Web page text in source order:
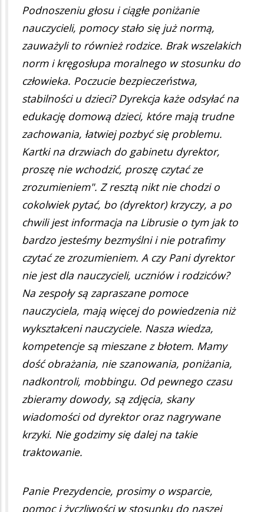
Podnoszeniu głosu i ciągłe poniżanie
nauczycieli, pomocy stało się już normą,
zauważyli to również rodzice. Brak wszelakich
norm i kręgosłupa moralnego w stosunku do
człowieka. Poczucie bezpieczeństwa,
stabilności u dzieci? Dyrekcja każe odsyłać na
edukację domową dzieci, które mają trudne
zachowania, łatwiej pozbyć się problemu.
Kartki na drzwiach do gabinetu dyrektor,
proszę nie wchodzić, proszę czytać ze
zrozumieniem". Z resztą nikt nie chodzi o
cokolwiek pytać, bo (dyrektor) krzyczy, a po
chwili jest informacja na Librusie o tym jak to
bardzo jesteśmy bezmyślni i nie potrafimy
czytać ze zrozumieniem. A czy Pani dyrektor
nie jest dla nauczycieli, uczniów i rodziców?
Na zespoły są zapraszane pomoce
nauczyciela, mają więcej do powiedzenia niż
wykształceni nauczyciele. Nasza wiedza,
kompetencje są mieszane z błotem. Mamy
dość obrażania, nie szanowania, poniżania,
nadkontroli, mobbingu. Od pewnego czasu
zbieramy dowody, są zdjęcia, skany
wiadomości od dyrektor oraz nagrywane
krzyki. Nie godzimy się dalej na takie
traktowanie.
Panie Prezydencie, prosimy o wsparcie,
pomoc i życzliwości w stosunku do naszej